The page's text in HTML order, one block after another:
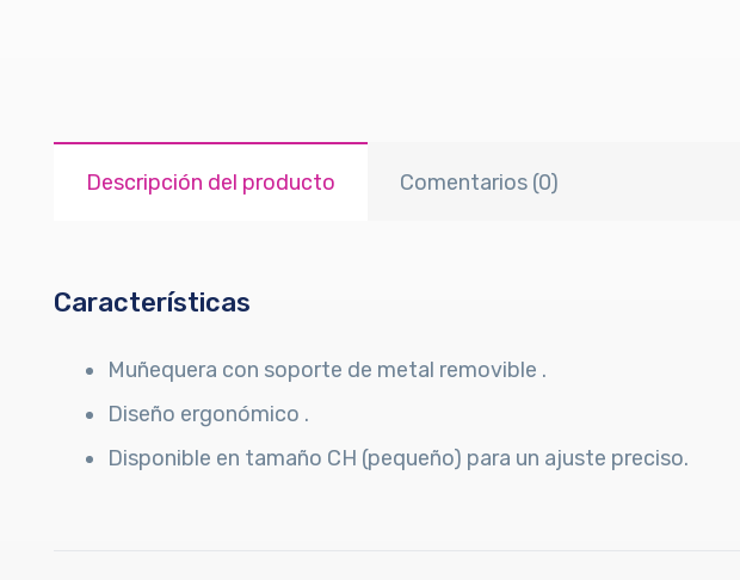
Descripción del producto Comentarios (0)
Características
Muñequera con soporte de metal removible .
Diseño ergonómico .
Disponible en tamaño CH (pequeño) para un ajuste preciso.